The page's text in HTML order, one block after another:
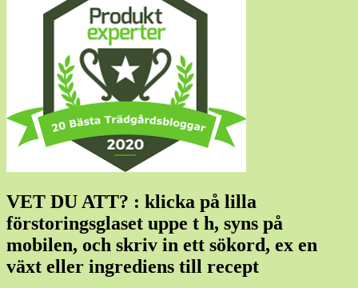
VET DU ATT? : klicka på lilla
förstoringsglaset uppe t h, syns på
mobilen, och skriv in ett sökord, ex en
växt eller ingrediens till recept